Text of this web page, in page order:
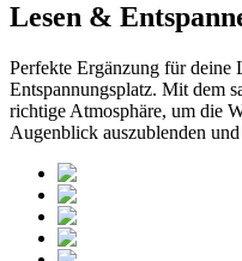
Lesen &
Perfekte Ergänzung für deine
Entspannungsplatz. Mit dem
richtige Atmosphäre, um die
Augenblick auszublenden